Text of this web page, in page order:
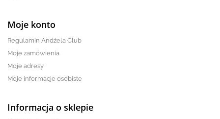
Moje konto
Regulamin Andżela Club
Moje zamówienia
Moje adresy
Moje informacje osobiste
Informacja o sklepie